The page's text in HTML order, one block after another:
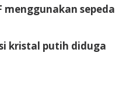
sepeda
kristal putih diduga